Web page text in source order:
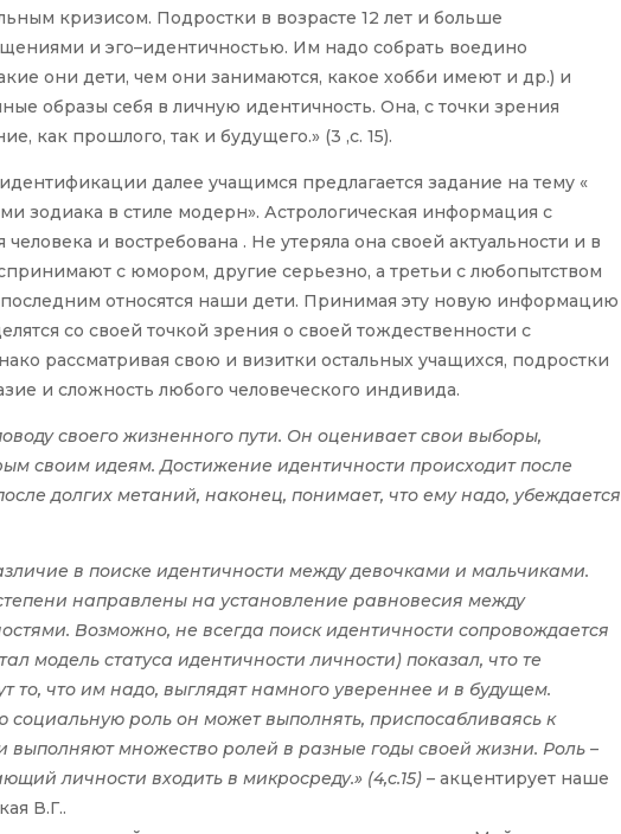
кризисом. Подростки в возрасте 12 лет и больше
и эго–идентичностью. Им надо собрать воедино
они дети, чем они занимаются, какое хобби имеют и др.) и
образы себя в личную идентичность. Она, с точки зрения
как прошлого, так и будущего.» (3 ,с. 15).
далее учащимся предлагается задание на тему «
зодиака в стиле модерн». Астрологическая информация с
и востребована . Не утеряла она своей актуальности и в
с юмором, другие серьезно, а третьи с любопытством
последним относятся наши дети. Принимая эту новую информацию
со своей точкой зрения о своей тождественности с
рассматривая свою и визитки остальных учащихся, подростки
и сложность любого человеческого индивида.
своего жизненного пути. Он оценивает свои выборы,
своим идеям. Достижение идентичности происходит после
долгих метаний, наконец, понимает, что ему надо, убеждается
в поиске идентичности между девочками и мальчиками.
направлены на установление равновесия между
Возможно, не всегда поиск идентичности сопровождается
модель статуса идентичности личности) показал, что те
то, что им надо, выглядят намного увереннее и в будущем.
социальную роль он может выполнять, приспосабливаясь к
множество ролей в разные годы своей жизни. Роль –
личности входить в микросреду.» (4,с.15) – акцентирует наше
В.Г..